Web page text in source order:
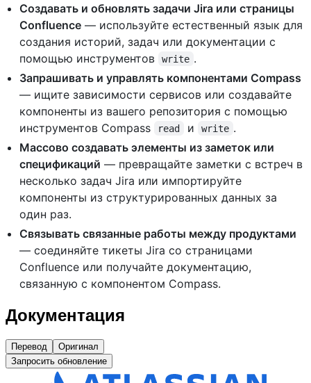
Создавать и обновлять задачи Jira или страницы
Confluence — используйте естественный язык для
создания историй, задач или документации с
помощью инструментов
write .
Запрашивать и управлять компонентами Compass
— ищите зависимости сервисов или создавайте
компоненты из вашего репозитория с помощью
инструментов Compass
read и write .
Массово создавать элементы из заметок или
спецификаций — превращайте заметки с встреч в
несколько задач Jira или импортируйте
компоненты из структурированных данных за
один раз.
Связывать связанные работы между продуктами
— соединяйте тикеты Jira со страницами
Confluence или получайте документацию,
связанную с компонентом Compass.
Документация
Перевод
Оригинал
Запросить обновление